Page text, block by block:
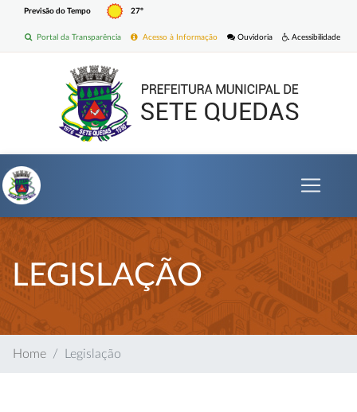
Previsão do Tempo 27º
Acessibilidade
Ouvidoria
Acesso à Informação
Portal da Transparência
LEGISLAÇÃO
Home Legislação